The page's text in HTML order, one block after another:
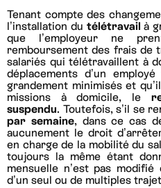
Tenant compte des
l’installation du télétravail à
que l’employeur ne
remboursement des frais de
salariés qui télétravaillent à
déplacements d’un
grandement minimisés et
missions à domicile, le
suspendu. Toutefois, s’il se
par semaine, dans ce cas
aucunement le droit
en charge de la mobilité du
toujours la même étant
mensuelle n’est pas
d’un seul ou de multiples